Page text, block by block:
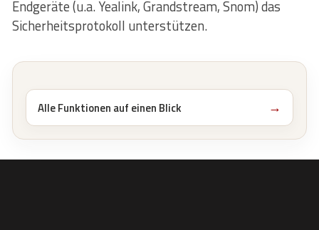
Endgeräte (u.a. Yealink, Grandstream, Snom) das
Sicherheitsprotokoll unterstützen.
Alle Funktionen auf einen Blick